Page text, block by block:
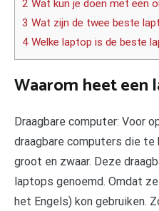
2 Wat kun je doen met een
3 Wat zijn de twee beste
4 Welke laptop is de beste
Waarom heet een
Draagbare computer: Voor
draagbare computers die
groot en zwaar. Deze
laptops genoemd. Omdat
het Engels) kon gebruiken.